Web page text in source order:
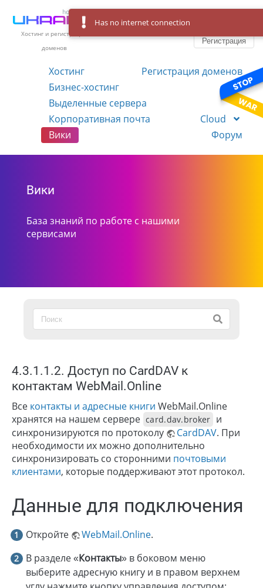
Хостинг и регистрация
доменов
Регистрация
Хостинг
Регистрация доменов
Бизнес-хостинг
VPS
Выделенные сервера
Корпоративная почта
Cloud
Вики
Форум
Вики
База знаний по работе с нашими
сервисами
4.3.1.1.2. Доступ по CardDAV к
контактам WebMail.Online
Все контакты и адресные книги WebMail.Online
хранятся на нашем сервере card.dav.broker и
синхронизируются по протоколу
CardDAV. При
необходимости их можно дополнительно
синхронизировать со сторонними почтовыми
клиентами, которые поддерживают этот протокол.
Данные для подключения
Откройте WebMail.Online.
В разделе «Контакты» в боковом меню
выберите адресную книгу и в правом верхнем
Has no internet connection